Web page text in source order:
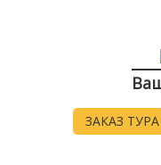
ЗАКАЗ ТУРА